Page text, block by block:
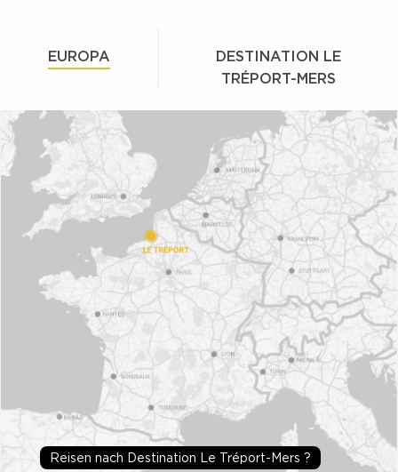
EUROPA
DESTINATION LE
TRÉPORT-MERS
Reisen nach Destination Le Tréport-Mers ?